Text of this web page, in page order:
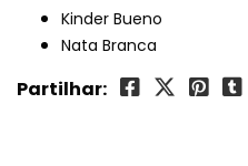
Kinder Bueno
Nata Branca
Partilhar: